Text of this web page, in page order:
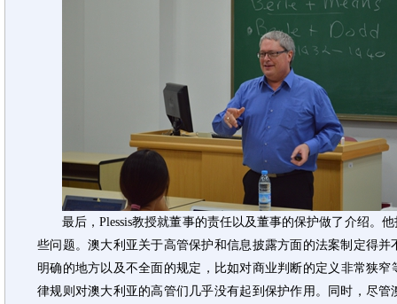
最后，Plessis教授就董事的责任以及董事的保护做了介绍。
些问题。澳大利亚关于高管保护和信息披露方面的法案制定得
明确的地方以及不全面的规定，比如对商业判断的定义非常狭
律规则对澳大利亚的高管们几乎没有起到保护作用。同时，尽